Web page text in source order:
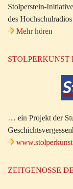
Stolperstein-
des
Mehr hören
… ein Projekt der
ZEITGENOSSE